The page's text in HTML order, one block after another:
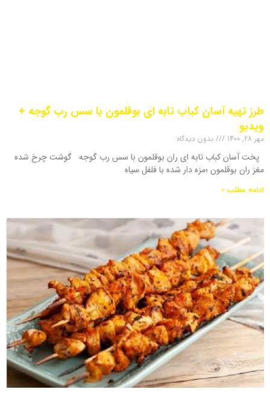
طرز تهیه آسان کباب تابه ای بوقلمون با سس رب گوجه +
ویدیو
مهر 28, 1400 بدون دیدگاه
پخت آسان کباب تابه ای ران بوقلمون با سس رب گوجه گوشت چرخ شده
مغز ران بوقلمون ؛مزه دار شده با فلفل سیاه
ادامه مطلب »